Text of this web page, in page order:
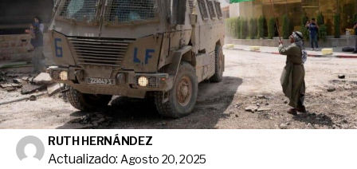
RUTH HERNÁNDEZ
Actualizado: Agosto 20, 2025